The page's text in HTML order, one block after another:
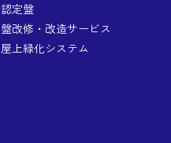
認定盤
盤改修・改造サービス
屋上緑化システム